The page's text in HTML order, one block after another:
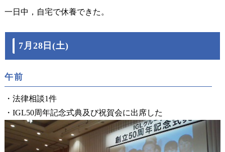
一日中，自宅で休養できた。
7月28日(土)
午前
・法律相談1件
・IGL50周年記念式典及び祝賀会に出席した